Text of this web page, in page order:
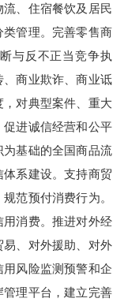
、住宿餐饮及居民
管理。完善零售商
与反不正当竞争执
商业欺诈、商业诋
对典型案件、重大
进诚信经营和公平
基础的全国商品流
系建设。支持商贸
范预付消费行为。
消费。推进对外经
、对外援助、对外
风险监测预警和企
理平台，建立完善